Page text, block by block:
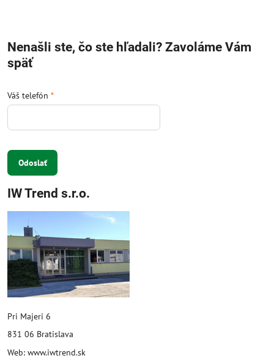
Nenašli ste, čo ste hľadali? Zavoláme Vám
späť
Váš telefón *
Odoslať
IW Trend s.r.o.
Pri Majeri 6
831 06 Bratislava
Web: www.iwtrend.sk